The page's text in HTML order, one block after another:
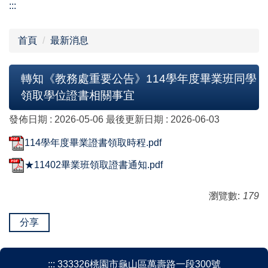
:::
首頁 最新消息
轉知《教務處重要公告》114學年度畢業班同學
領取學位證書相關事宜
發佈日期 : 2026-05-06 最後更新日期 : 2026-06-03
114學年度畢業證書領取時程.pdf
★11402畢業班領取證書通知.pdf
瀏覽數: 179
分享
::: 333326桃園市龜山區萬壽路一段300號